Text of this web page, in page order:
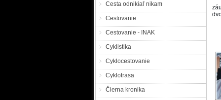
Cesta odnikiaľ nikam
Cestovanie
Cestovanie - INAK
Cyklistika
Cyklocestovanie
Cyklotrasa
Čierna kronika
v